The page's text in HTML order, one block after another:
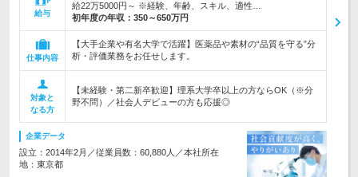
給与
給22万5000円～ ※経験、年齢、スキル、適性…
初年度の年収： 350～650万円
仕事内容
【大手企業や有名大学で活躍】医薬品や素材の“品質を守る”分
析・評価業務をお任せします。
対象と
なる方
【未経験・第二新卒歓迎】理系大学卒以上の方ならOK（※分
野不問）／社会人デビューの方も応援◎
企業データ
設立：2014年2月／従業員数：60,880人／本社所在
地：東京都